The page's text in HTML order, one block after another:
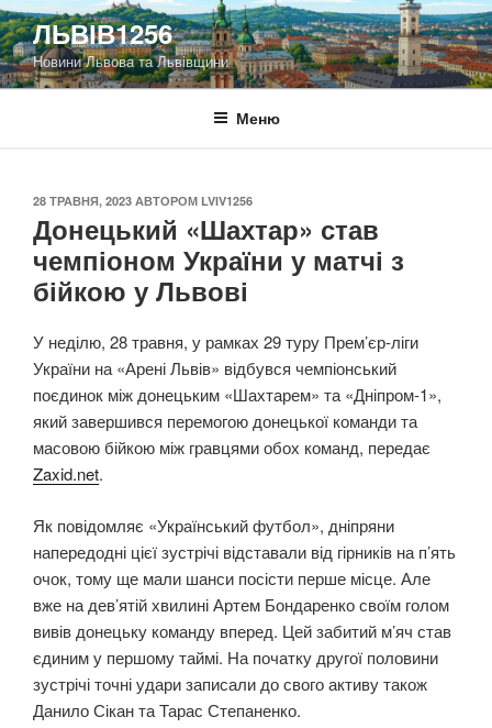
Перейти
до
вмісту
ЛЬВІВ1256
Новини Львова та Львівщини
Меню
ОПУБЛІКОВАНО
28 ТРАВНЯ, 2023 АВТОРОМ LVIV1256
Донецький «Шахтар» став
чемпіоном України у матчі з
бійкою у Львові
У неділю, 28 травня, у рамках 29 туру Прем’єр-ліги
України на «Арені Львів» відбувся чемпіонський
поєдинок між донецьким «Шахтарем» та «Дніпром-1»,
який завершився перемогою донецької команди та
масовою бійкою між гравцями обох команд, передає
Zaxid.net.
Як повідомляє «Український футбол», дніпряни
напередодні цієї зустрічі відставали від гірників на п’ять
очок, тому ще мали шанси посісти перше місце. Але
вже на дев’ятій хвилині Артем Бондаренко своїм голом
вивів донецьку команду вперед. Цей забитий м’яч став
єдиним у першому таймі. На початку другої половини
зустрічі точні удари записали до свого активу також
Данило Сікан та Тарас Степаненко.